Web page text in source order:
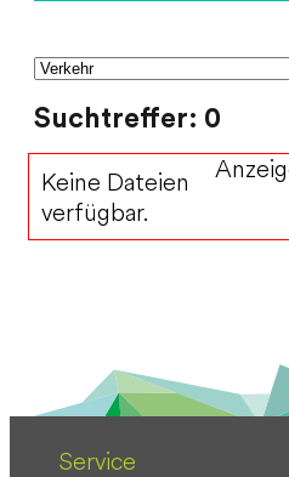
Suchtreffer: 0
Keine Dateien
verfügbar.
Service